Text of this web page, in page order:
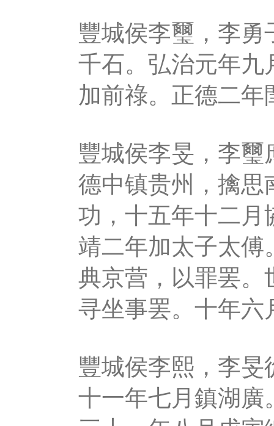
豐城侯李璽，李
千石。弘治元年九
加前祿。正德二年
豐城侯李旻，李
德中镇贵州，擒思
功，十五年十二月
靖二年加太子太傅
典京营，以罪罢。
寻坐事罢。十年六
豐城侯李熙，李
十一年七月鎮湖廣